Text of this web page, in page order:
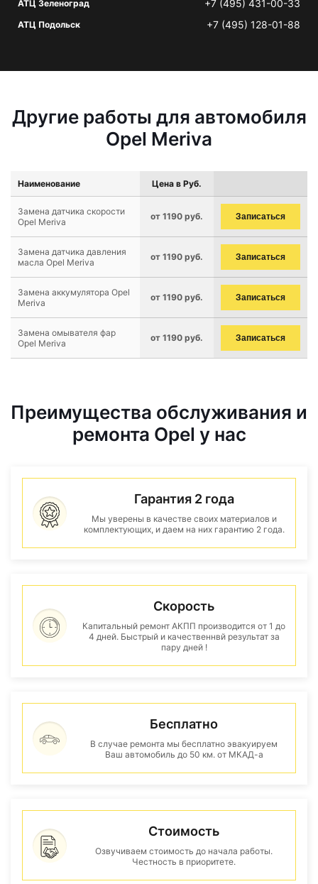
АТЦ Зеленоград +7 (495) 431-00-33
АТЦ Подольск +7 (495) 128-01-88
Другие работы для автомобиля
Opel Meriva
Наименование Цена в Руб.
Замена датчика скорости
Opel Meriva
от 1190 руб. Записаться
Замена датчика давления
масла Opel Meriva
от 1190 руб. Записаться
Замена аккумулятора Opel
Meriva
от 1190 руб. Записаться
Замена омывателя фар
Opel Meriva
от 1190 руб. Записаться
Преимущества обслуживания и
ремонта Opel у нас
Гарантия 2 года
Мы уверены в качестве своих материалов и
комплектующих, и даем на них гарантию 2 года.
Скорость
Капитальный ремонт АКПП производится от 1 до
4 дней. Быстрый и качественнвй результат за
пару дней !
Бесплатно
В случае ремонта мы бесплатно эвакуируем
Ваш автомобиль до 50 км. от МКАД-а
Стоимость
Озвучиваем стоимость до начала работы.
Честность в приоритете.